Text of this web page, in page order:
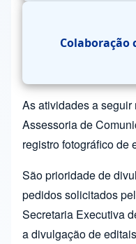
Colaboração
As atividades a
Assessoria de
registro fotográfico de
São prioridade de
pedidos solicitados
Secretaria Executiva
a divulgação de